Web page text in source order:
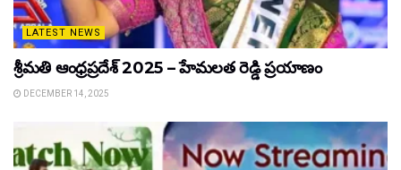
LATEST NEWS
శ్రీమతి ఆంధ్రప్రదేశ్ 2025 – హేమలత రెడ్డి ప్రయాణం
DECEMBER 14, 2025